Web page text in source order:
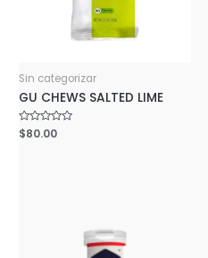
Sin categorizar
GU CHEWS SALTED LIME
Rated
0
$80.00